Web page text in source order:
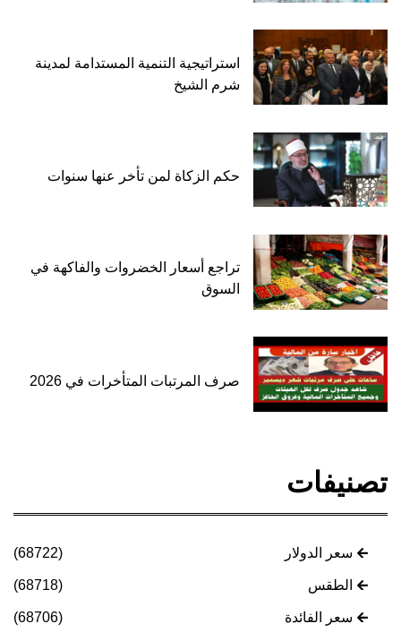
استراتيجية التنمية المستدامة لمدينة
شرم الشيخ
حكم الزكاة لمن تأخر عنها سنوات
تراجع أسعار الخضروات والفاكهة في
السوق
صرف المرتبات المتأخرات في 2026
تصنيفات
سعر الدولار (68722)
الطقس (68718)
سعر الفائدة (68706)